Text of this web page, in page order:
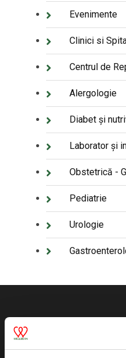
Evenimente
Clinici si
Centrul de
Alergologie
Diabet și
Laborator și
Obstetrică -
Pediatrie
Urologie